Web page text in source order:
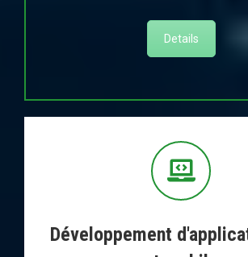
Details
Développement